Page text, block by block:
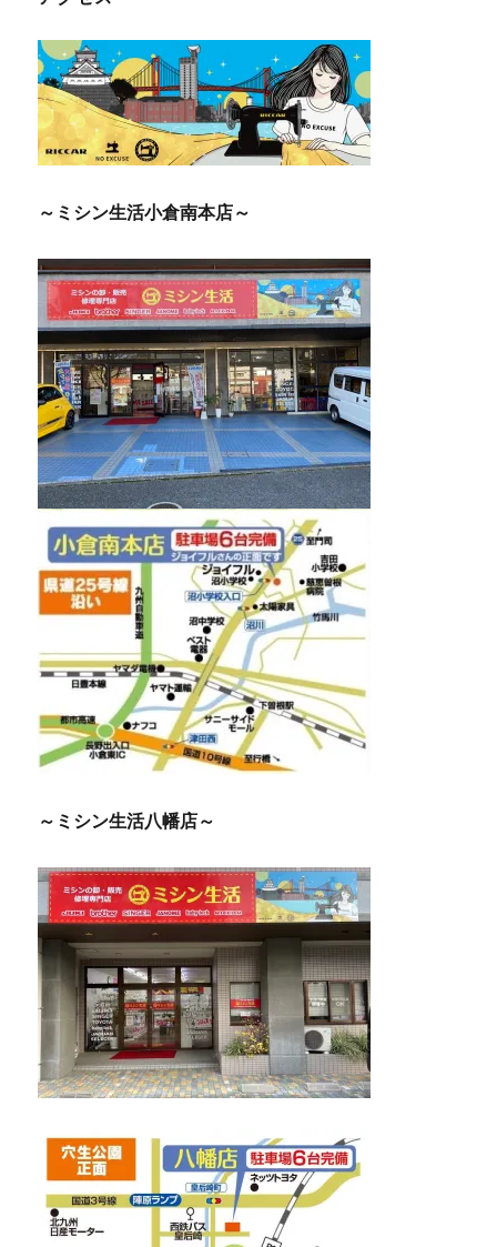
ー
シ
ョ
ン
～ミシン生活小倉南本店～
～ミシン生活八幡店～